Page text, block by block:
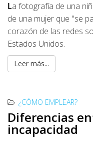
La fotografía de una
de una mujer que "se
corazón de las redes
Estados Unidos.
Leer más...
¿CÓMO EMPLEAR?
Diferencias
incapacidad